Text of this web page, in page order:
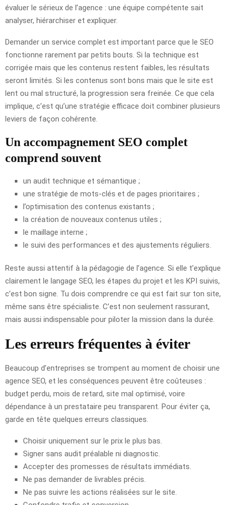
évaluer le sérieux de l’agence : une équipe compétente sait
analyser, hiérarchiser et expliquer.
Demander un service complet est important parce que le SEO
fonctionne rarement par petits bouts. Si la technique est
corrigée mais que les contenus restent faibles, les résultats
seront limités. Si les contenus sont bons mais que le site est
lent ou mal structuré, la progression sera freinée. Ce que cela
implique, c’est qu’une stratégie efficace doit combiner plusieurs
leviers de façon cohérente.
Un accompagnement SEO complet
comprend souvent
un audit technique et sémantique ;
une stratégie de mots-clés et de pages prioritaires ;
l’optimisation des contenus existants ;
la création de nouveaux contenus utiles ;
le maillage interne ;
le suivi des performances et des ajustements réguliers.
Reste aussi attentif à la pédagogie de l’agence. Si elle t’explique
clairement le langage SEO, les étapes du projet et les KPI suivis,
c’est bon signe. Tu dois comprendre ce qui est fait sur ton site,
même sans être spécialiste. C’est non seulement rassurant,
mais aussi indispensable pour piloter la mission dans la durée.
Les erreurs fréquentes à éviter
Beaucoup d’entreprises se trompent au moment de choisir une
agence SEO, et les conséquences peuvent être coûteuses :
budget perdu, mois de retard, site mal optimisé, voire
dépendance à un prestataire peu transparent. Pour éviter ça,
garde en tête quelques erreurs classiques.
Choisir uniquement sur le prix le plus bas.
Signer sans audit préalable ni diagnostic.
Accepter des promesses de résultats immédiats.
Ne pas demander de livrables précis.
Ne pas suivre les actions réalisées sur le site.